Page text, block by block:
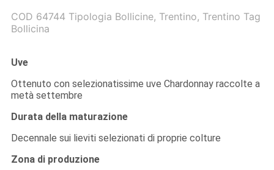
COD 64744 Tipologia Bollicine, Trentino, Trentino Tag
Bollicina
Uve
Ottenuto con selezionatissime uve Chardonnay raccolte a
metà settembre
Durata della maturazione
Decennale sui lieviti selezionati di proprie colture
Zona di produzione